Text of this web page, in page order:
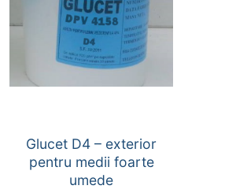
Glucet D4 – exterior
pentru medii foarte
umede